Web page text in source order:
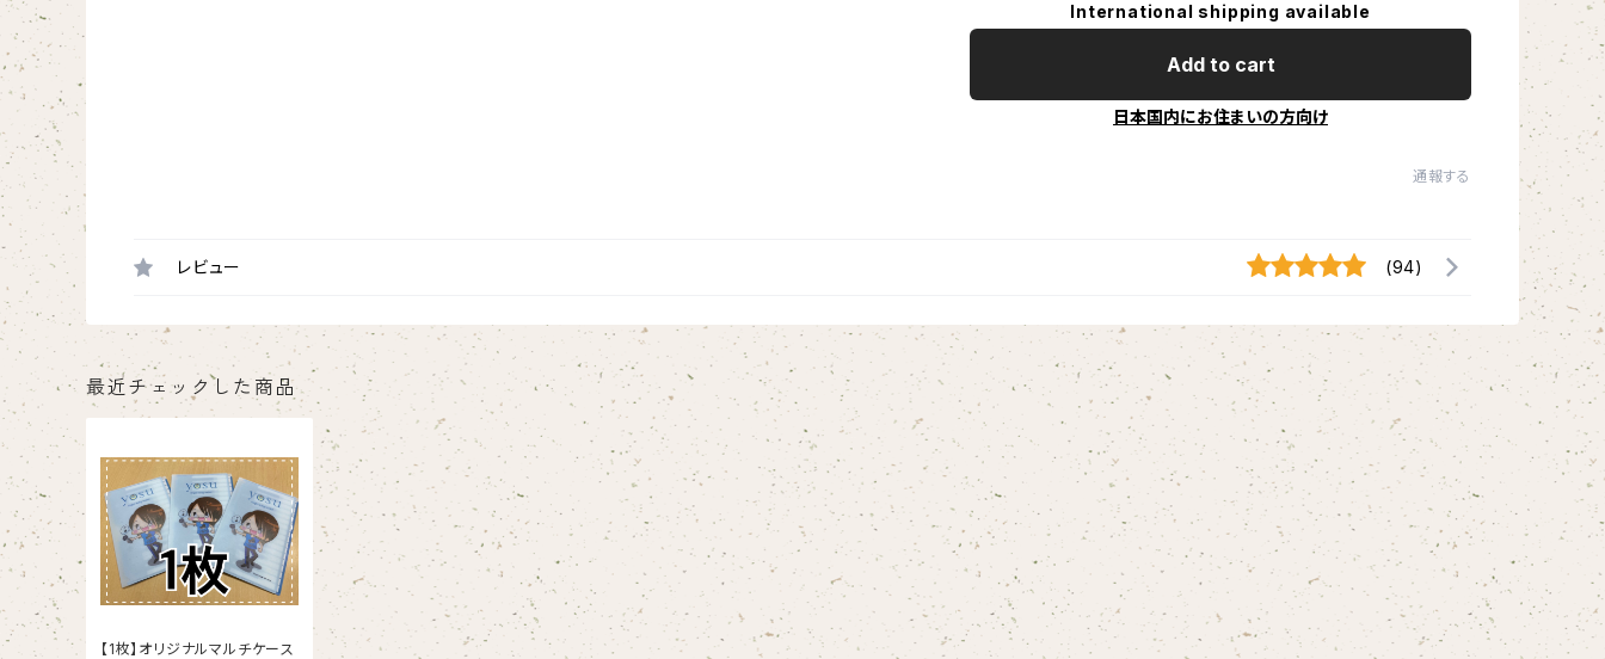
International shipping available
Add to cart
日本国内にお住まいの方向け
通報する
レビュー (94)
最近チェックした商品
【1枚】オリジナルマルチケース